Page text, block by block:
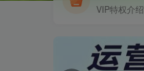
VIP特权介绍